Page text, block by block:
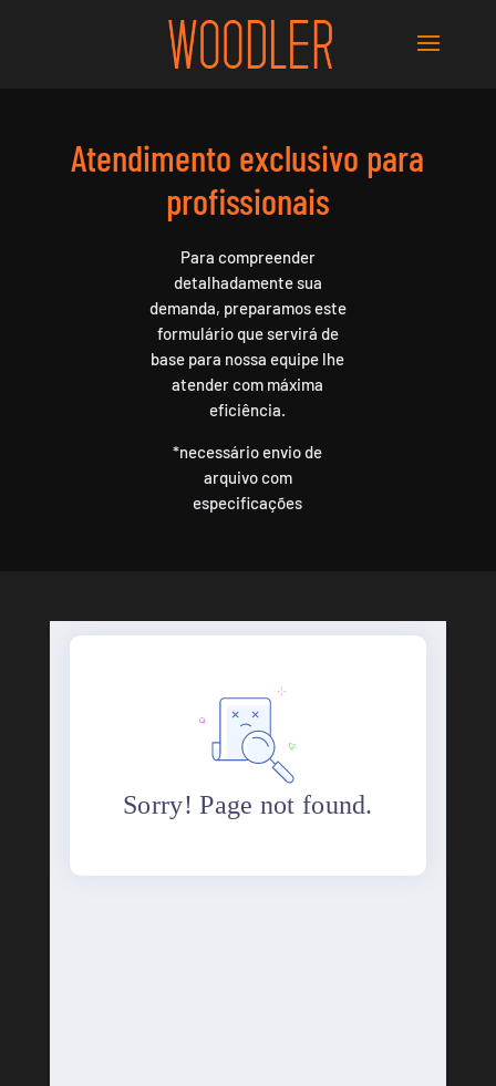
Atendimento exclusivo para
profissionais
Para compreender
detalhadamente sua
demanda, preparamos este
formulário que servirá de
base para nossa equipe lhe
atender com máxima
eficiência.
*necessário envio de
arquivo com
especificações